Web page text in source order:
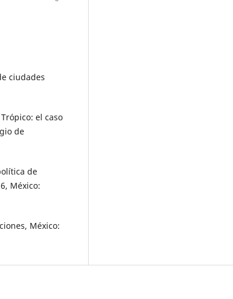
ciudades
el caso
de
de
México:
México: